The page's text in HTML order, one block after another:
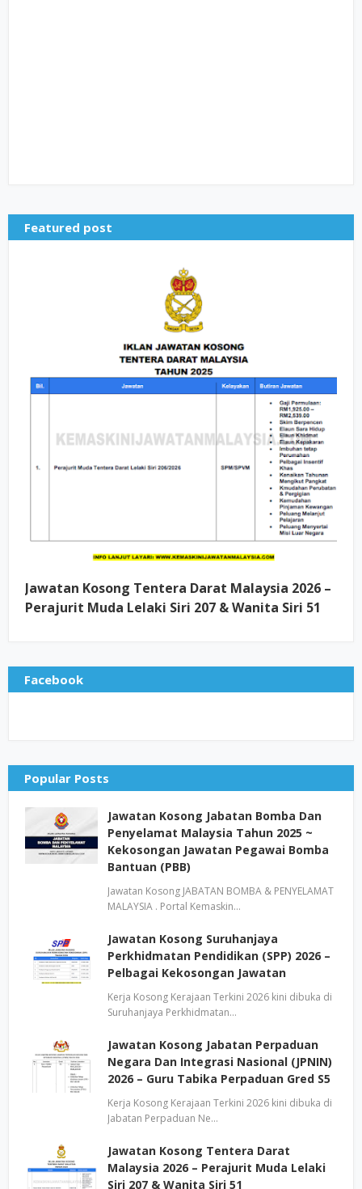
Featured post
Jawatan Kosong Tentera Darat Malaysia 2026 –
Perajurit Muda Lelaki Siri 207 & Wanita Siri 51
Facebook
Popular Posts
Jawatan Kosong Jabatan Bomba Dan
Penyelamat Malaysia Tahun 2025 ~
Kekosongan Jawatan Pegawai Bomba
Bantuan (PBB)
Jawatan Kosong JABATAN BOMBA & PENYELAMAT
MALAYSIA . Portal Kemaskin…
Jawatan Kosong Suruhanjaya
Perkhidmatan Pendidikan (SPP) 2026 –
Pelbagai Kekosongan Jawatan
Kerja Kosong Kerajaan Terkini 2026 kini dibuka di
Suruhanjaya Perkhidmatan…
Jawatan Kosong Jabatan Perpaduan
Negara Dan Integrasi Nasional (JPNIN)
2026 – Guru Tabika Perpaduan Gred S5
Kerja Kosong Kerajaan Terkini 2026 kini dibuka di
Jabatan Perpaduan Ne…
Jawatan Kosong Tentera Darat
Malaysia 2026 – Perajurit Muda Lelaki
Siri 207 & Wanita Siri 51